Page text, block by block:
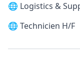
🌐 Logistics &
🌐 Technicien H/F